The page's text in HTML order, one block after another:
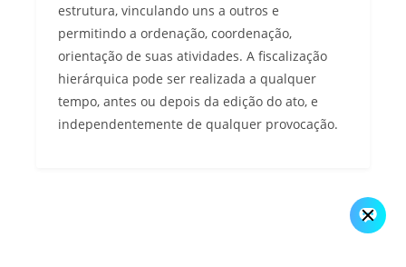
estrutura, vinculando uns a outros e
permitindo a ordenação, coordenação,
orientação de suas atividades. A fiscalização
hierárquica pode ser realizada a qualquer
tempo, antes ou depois da edição do ato, e
independentemente de qualquer provocação.